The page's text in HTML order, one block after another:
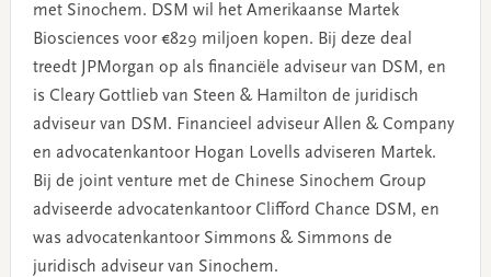
met Sinochem. DSM wil het Amerikaanse Martek
Biosciences voor €829 miljoen kopen. Bij deze deal
treedt JPMorgan op als financiële adviseur van DSM, en
is Cleary Gottlieb van Steen & Hamilton de juridisch
adviseur van DSM. Financieel adviseur Allen & Company
en advocatenkantoor Hogan Lovells adviseren Martek.
Bij de joint venture met de Chinese Sinochem Group
adviseerde advocatenkantoor Clifford Chance DSM, en
was advocatenkantoor Simmons & Simmons de
juridisch adviseur van Sinochem.